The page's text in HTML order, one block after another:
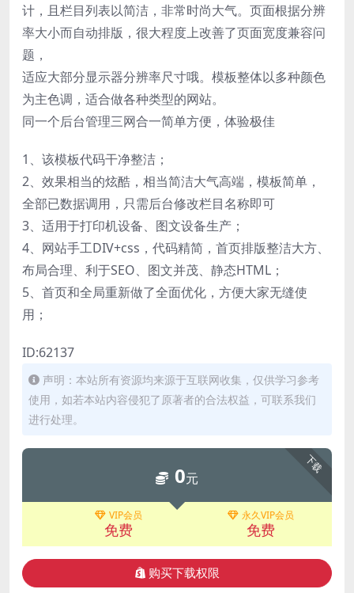
计，且栏目列表以简洁，非常时尚大气。页面根据分辨
率大小而自动排版，很大程度上改善了页面宽度兼容问
题，
适应大部分显示器分辨率尺寸哦。模板整体以多种颜色
为主色调，适合做各种类型的网站。
同一个后台管理三网合一简单方便，体验极佳
1、该模板代码干净整洁；
2、效果相当的炫酷，相当简洁大气高端，模板简单，
全部已数据调用，只需后台修改栏目名称即可
3、适用于打印机设备、图文设备生产；
4、网站手工DIV+css，代码精简，首页排版整洁大方、
布局合理、利于SEO、图文并茂、静态HTML；
5、首页和全局重新做了全面优化，方便大家无缝使
用；
ID:62137
声明：本站所有资源均来源于互联网收集，仅供学习参考
使用，如若本站内容侵犯了原著者的合法权益，可联系我们
进行处理。
下载
0元
VIP会员
免费
永久VIP会员
免费
购买下载权限